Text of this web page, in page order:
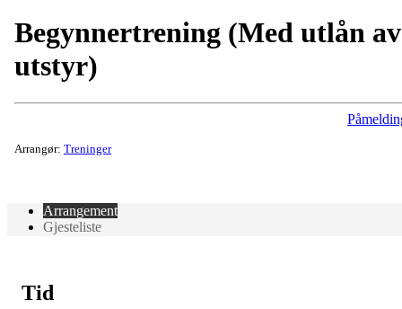
Begynnertrening (Med utlån av
utstyr)
Arrangør: Treninger
Arrangement
Gjesteliste
Tid